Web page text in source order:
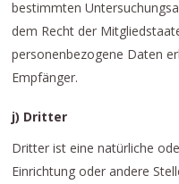
bestimmten
dem Recht der
personenbezogene Daten
Empfänger.
j) Dritter
Dritter ist eine natürliche
Einrichtung oder andere